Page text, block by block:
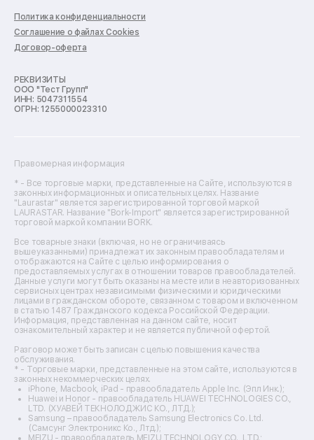
Ремонт варочных панелей
Ремонт духовых шкафов
Ремонт кондиционеров
Ремонт кухонных комбайнов
Ремонт морозильных камер
Ремонт отпаривателей
Ремонт плоттеров
Ремонт фенов
Ремонт цифровых биноклей
Ремонт тепловизоров
Ремонт массажных кресел
Ремонт водонагревателей
Ремонт вытяжек
Ремонт источников бесперебойного питания
Ремонт пароварок
Ремонт микшерных пультов
Ремонт dj-пультов
Ремонт кухонных плит
Ремонт стедикамов
Ремонт оптических прицелов
Ремонт электровелосипедов
Ремонт видеокамер
Ремонт эхолотов
Ремонт 3d-принтеров
Ремонт прицелов ночного видения
Ремонт винных шкафов
Ремонт выпрямителей
Ремонт сушилок для рук
Политика конфиденциальности
Соглашение о файлах Cookies
Договор-оферта
РЕКВИЗИТЫ
ООО "Тест Групп"
ИНН: 5047311554
ОГРН: 1255000023310
Правомерная информация
* - Все торговые марки, представленные на Сайте, используются в
законных информационных и описательных целях. Название
"Laurastar" является зарегистрированной торговой маркой
LAURASTAR. Название "Bork-Import" является зарегистрированной
торговой маркой компании BORK.
Все товарные знаки (включая, но не ограничиваясь
вышеуказанными) принадлежат их законным правообладателям и
отображаются на Сайте с целью информирования о
предоставляемых услугах в отношении товаров правообладателей.
Данные услуги могут быть оказаны на месте или в неавторизованных
сервисных центрах независимыми физическими и юридическими
лицами в гражданском обороте, связанном с товаром и включенном
в статью 1487 Гражданского кодекса Российской Федерации.
Информация, представленная на данном сайте, носит
ознакомительный характер и не является публичной офертой.
Разговор может быть записан с целью повышения качества
обслуживания.
* - Торговые марки, представленные на этом сайте, используются в
законных некоммерческих целях.
iPhone, Macbook, iPad - правообладатель Apple Inc. (Эпл Инк.);
Huawei и Honor - правообладатель HUAWEI TECHNOLOGIES CO.,
LTD. (ХУАВЕЙ ТЕКНОЛОДЖИС КО., ЛТД.);
Samsung – правообладатель Samsung Electronics Co. Ltd.
(Самсунг Электроникс Ко., Лтд.);
MEIZU - правообладатель MEIZU TECHNOLOGY CO., LTD.;